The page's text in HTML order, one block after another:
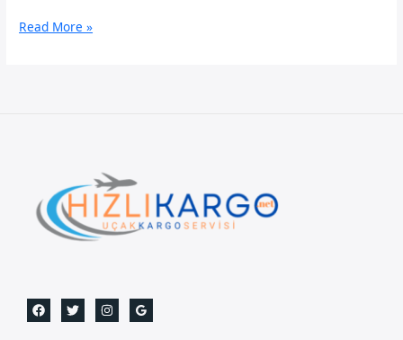
Cezayir
Read More »